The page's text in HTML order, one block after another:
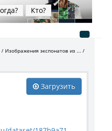
Кто?
Изображения экспонатов из ...
Загрузить